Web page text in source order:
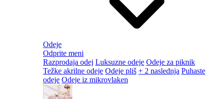
Odeje
Odprite meni
Razprodaja odej Luksuzne odeje Odeje za piknik
Težke akrilne odeje Odeje pliš + 2 naslednja Puhaste
odeje Odeje iz mikrovlaken